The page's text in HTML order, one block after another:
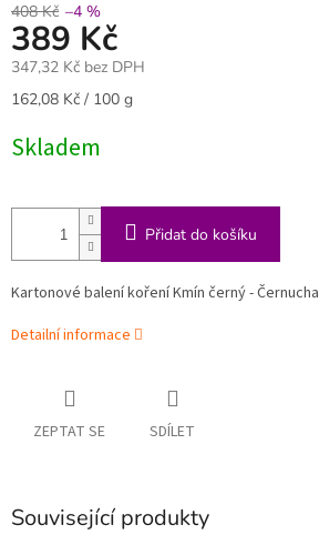
408 Kč –4 %
389 Kč
347,32 Kč bez DPH
Měrná
162,08 Kč / 100 g
Skladem
Přidat do košíku
Kartonové balení koření Kmín černý - Černucha
Detailní informace
ZEPTAT SE SDÍLET
Související produkty